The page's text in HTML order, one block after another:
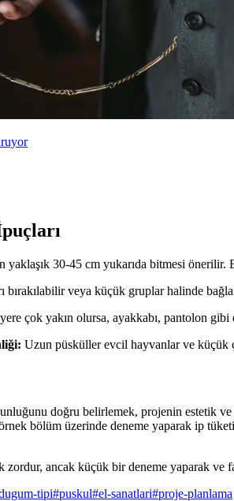
yaklaşık 30-45 cm yukarıda bitmesi
bırakılabilir veya küçük gruplar halinde
çok yakın olursa, ayakkabı, pantolon
Uzun püsküller evcil hayvanlar ve küçük
doğru belirlemek, projenin estetik
bölüm üzerinde deneme yaparak ip
ancak küçük bir deneme yaparak ve
tipi#puskul#el-sanatlari#proje-planlama